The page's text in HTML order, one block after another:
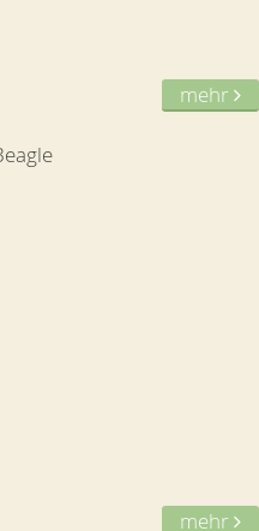
mehr
mehr